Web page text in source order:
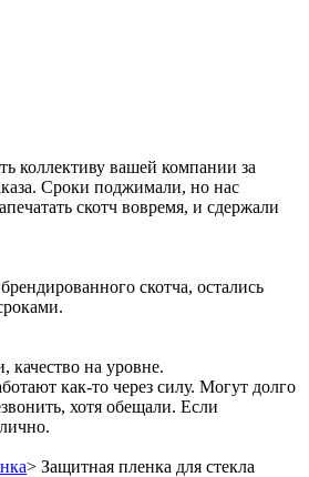
коллективу вашей компании за
Сроки поджимали, но нас
скотч вовремя, и сдержали
скотча, остались
на уровне.
как-то через силу. Могут долго
хотя обещали. Если
> Защитная пленка для стекла